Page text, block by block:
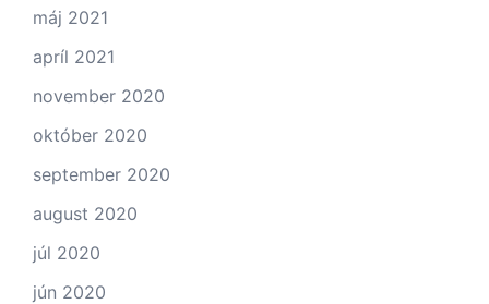
máj 2021
apríl 2021
november 2020
október 2020
september 2020
august 2020
júl 2020
jún 2020